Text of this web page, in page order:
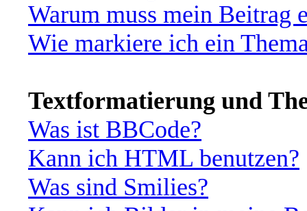
Warum muss mein Beitrag
Wie markiere ich ein
Textformatierung und
Was ist BBCode?
Kann ich HTML benutzen?
Was sind Smilies?